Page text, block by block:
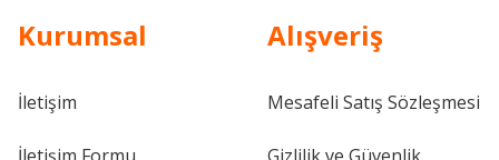
Kurumsal
İletişim
Alışveriş
Mesafeli Satış Sözleşmesi